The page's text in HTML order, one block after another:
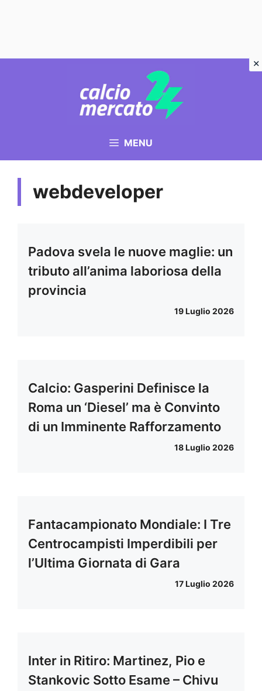
MENU
webdeveloper
Padova svela le nuove maglie: un
tributo all’anima laboriosa della
provincia
19 Luglio 2026
Calcio: Gasperini Definisce la
Roma un ‘Diesel’ ma è Convinto
di un Imminente Rafforzamento
18 Luglio 2026
Fantacampionato Mondiale: I Tre
Centrocampisti Imperdibili per
l’Ultima Giornata di Gara
17 Luglio 2026
Inter in Ritiro: Martinez, Pio e
Stankovic Sotto Esame – Chivu